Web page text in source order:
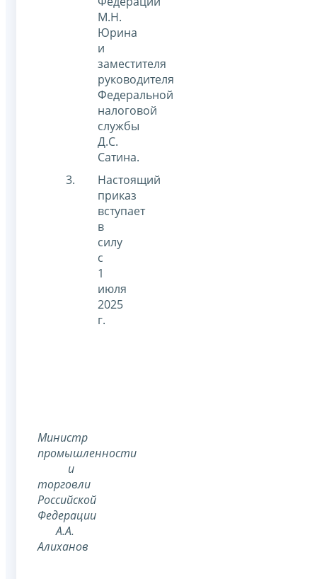
М.Н.
Юрина
и
заместителя
руководителя
Федеральной
налоговой
службы
Д.С.
Сатина.
Настоящий
приказ
вступает
в
силу
с
1
июля
2025
г.
Министр
промышленности
и
торговли
Российской
Федерации
А.А.
Алиханов